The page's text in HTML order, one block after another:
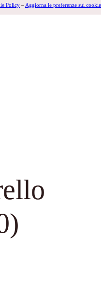
Policy – Aggiorna le preferenze sui cookie